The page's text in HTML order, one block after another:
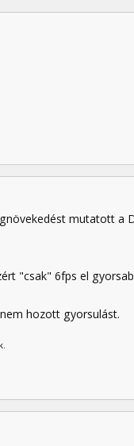
mutatott a
"csak" 6fps el
hozott gyorsulást.